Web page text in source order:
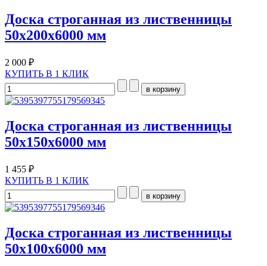
Доска строганная из лиственницы
50х200х6000 мм
2 000 ₽
КУПИТЬ В 1 КЛИК
Доска строганная из лиственницы
50x150х6000 мм
1 455 ₽
КУПИТЬ В 1 КЛИК
Доска строганная из лиственницы
50x100х6000 мм